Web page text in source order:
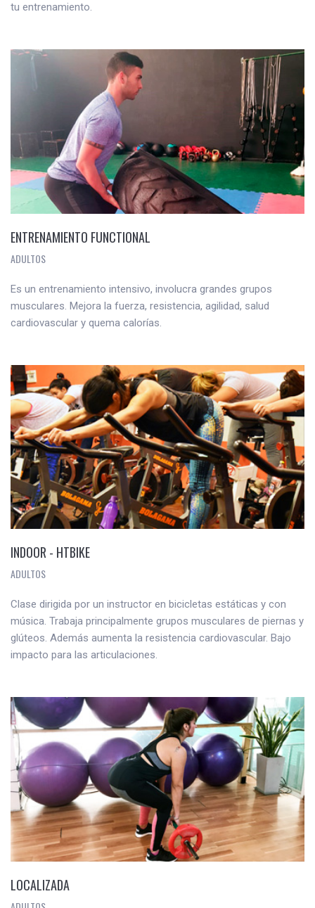
tu entrenamiento.
ENTRENAMIENTO FUNCTIONAL
ADULTOS
Es un entrenamiento intensivo, involucra grandes grupos
musculares. Mejora la fuerza, resistencia, agilidad, salud
cardiovascular y quema calorías.
INDOOR - HTBIKE
ADULTOS
Clase dirigida por un instructor en bicicletas estáticas y con
música. Trabaja principalmente grupos musculares de piernas y
glúteos. Además aumenta la resistencia cardiovascular. Bajo
impacto para las articulaciones.
LOCALIZADA